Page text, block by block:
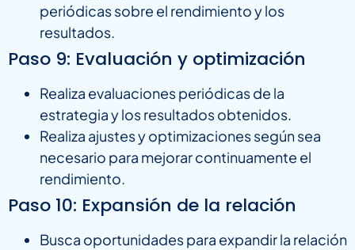
periódicas sobre el rendimiento y los
resultados.
Paso 9: Evaluación y optimización
Realiza evaluaciones periódicas de la
estrategia y los resultados obtenidos.
Realiza ajustes y optimizaciones según sea
necesario para mejorar continuamente el
rendimiento.
Paso 10: Expansión de la relación
Busca oportunidades para expandir la relación